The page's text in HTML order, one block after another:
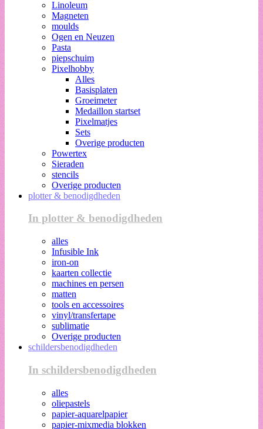
Linoleum
Magneten
moulds
Ogen en Neuzen
Pasta
piepschuim
Pixelhobby
Alles
Basisplaten
Groeimeter
Medaillon startset
Pixelmatjes
Sets
Overige producten
Powertex
Sieraden
stencils
Overige producten
plotter & benodigdheden
In plotter & benodigdheden
alles
Infusible Ink
iron-on
kaarten collectie
machines en persen
matten
tools en accessoires
vinyl/transfertape
sublimatie
Overige producten
schildersbenodigdheden
In schildersbenodigdheden
alles
oliepastels
papier-aquarelpapier
papier-mixmedia blokken